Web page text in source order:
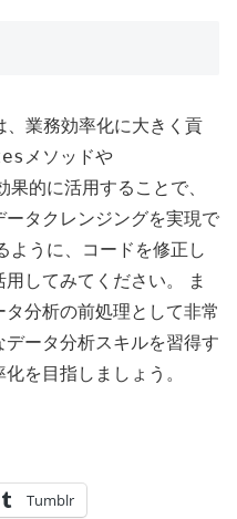
業務効率化に大きく貢
メソッドや
果的に活用することで、
タクレンジングを実現で
ように、コードを修正し
してみてください。 ま
分析の前処理として非常
ータ分析スキルを習得す
を目指しましょう。
Tumblr